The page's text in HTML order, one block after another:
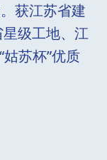
获江苏省建
级工地、江
苏杯”优质